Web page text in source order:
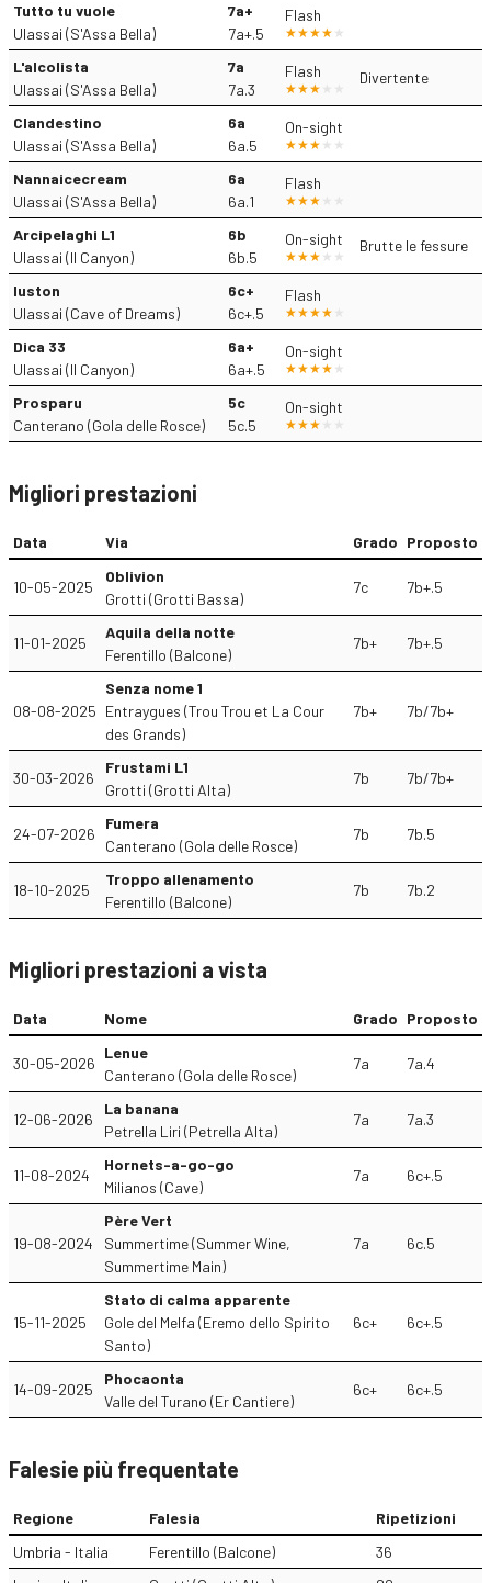
Tutto tu vuole
Ulassai (S'Assa Bella)
7a+
7a+.5
Flash
L'alcolista
Ulassai (S'Assa Bella)
7a
7a.3
Flash Divertente
Clandestino
Ulassai (S'Assa Bella)
6a
6a.5
On-sight
Nannaicecream
Ulassai (S'Assa Bella)
6a
6a.1
Flash
Arcipelaghi L1
Ulassai (Il Canyon)
6b
6b.5
On-sight Brutte le fessure
Iuston
Ulassai (Cave of Dreams)
6c+
6c+.5
Flash
Dica 33
Ulassai (Il Canyon)
6a+
6a+.5
On-sight
Prosparu
Canterano (Gola delle Rosce)
5c
5c.5
On-sight
Migliori prestazioni
Data Via Grado Proposto
10-05-2025
Oblivion
Grotti (Grotti Bassa)
7c 7b+.5
11-01-2025
Aquila della notte
Ferentillo (Balcone)
7b+ 7b+.5
08-08-2025
Senza nome 1
Entraygues (Trou Trou et La Cour
des Grands)
7b+ 7b/7b+
30-03-2026
Frustami L1
Grotti (Grotti Alta)
7b 7b/7b+
24-07-2026
Fumera
Canterano (Gola delle Rosce)
7b 7b.5
18-10-2025
Troppo allenamento
Ferentillo (Balcone)
7b 7b.2
Migliori prestazioni a vista
Data Nome Grado Proposto
30-05-2026
Lenue
Canterano (Gola delle Rosce)
7a 7a.4
12-06-2026
La banana
Petrella Liri (Petrella Alta)
7a 7a.3
11-08-2024
Hornets-a-go-go
Milianos (Cave)
7a 6c+.5
19-08-2024
Père Vert
Summertime (Summer Wine,
Summertime Main)
7a 6c.5
15-11-2025
Stato di calma apparente
Gole del Melfa (Eremo dello Spirito
Santo)
6c+ 6c+.5
14-09-2025
Phocaonta
Valle del Turano (Er Cantiere)
6c+ 6c+.5
Falesie più frequentate
Regione Falesia
Ripetizioni
Umbria - Italia
Ferentillo (Balcone)
36